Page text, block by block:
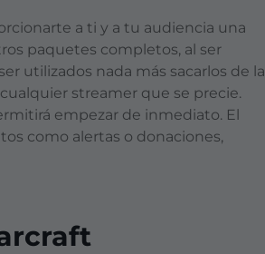
a ti y a tu audiencia una
paquetes completos, al ser
utilizados nada más sacarlos de la
streamer que se precie.
empezar de inmediato. El
como alertas o donaciones,